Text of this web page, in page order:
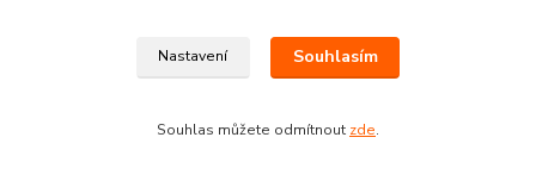
Nastavení Souhlasím
Souhlas můžete odmítnout zde.